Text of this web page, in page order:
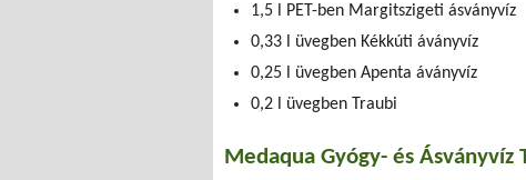
1,5 l PET-ben Margitszigeti ásványvíz
0,33 l üvegben Kékkúti áványvíz
0,25 l üvegben Apenta áványvíz
0,2 l üvegben Traubi
Medaqua Gyógy- és